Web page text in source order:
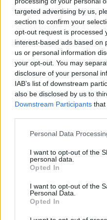
targeted advertising by us,
section to confirm your
opt-out request is processed
interest-based ads based on
us or personal information
your opt-out. You may
disclosure of your personal
IAB’s list of downstream
also be disclosed by us to
Downstream Participants that
Please note that this
not limited to your visit or
grant or deny consent to
use your data for below
consent section.
Personal Data
I want to opt-out of the
personal data.
Opted In
I want to opt-out of the
Personal Data.
Opted In
linea dedicata molto
vestibilità sono
apposita con design
può essere la scelta più
quotidiano.
Approfondimenti:
e licenze
Esistono capi
presentazioni, spesso
non presenti nella
interno può riportare
specifiche categorie (ad
in questi casi, tag e
standard del